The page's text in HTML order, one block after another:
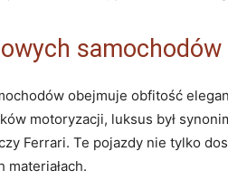
samochodów
obejmuje obfitość
​motoryzacji, luksus ⁣był
Ferrari. Te ‌pojazdy nie tylko
materiałach.